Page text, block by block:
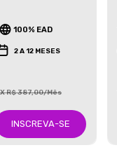
100% EAD
2 A 12 MESES
R$ 387,00/Mês
INSCREVA-SE